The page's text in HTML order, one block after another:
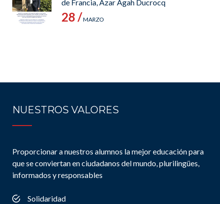
de Francia, Azar Agah Ducrocq
28 /MARZO
NUESTROS VALORES
Proporcionar a nuestros alumnos la mejor educación para
que se conviertan en ciudadanos del mundo, plurilingües,
informados y responsables
Solidaridad